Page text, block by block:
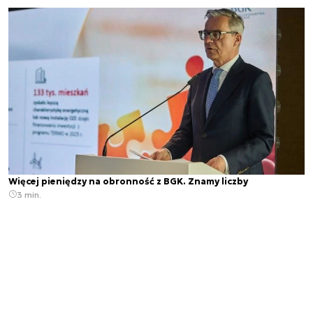
Więcej pieniędzy na obronność z BGK. Znamy liczby
3 min.